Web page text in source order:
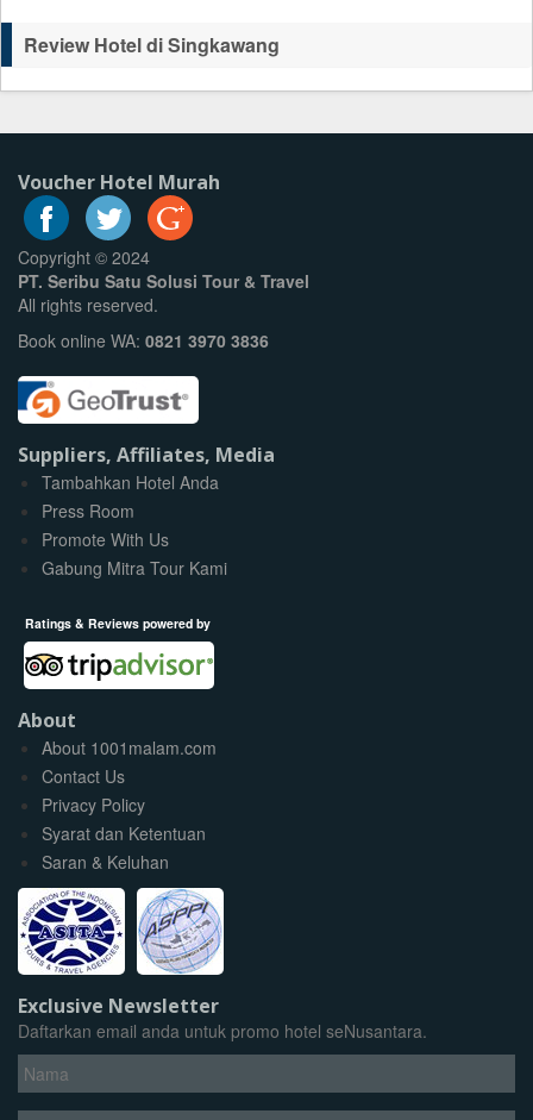
Review Hotel di Singkawang
Voucher Hotel Murah
Copyright © 2024
PT. Seribu Satu Solusi Tour & Travel
All rights reserved.
Book online WA: 0821 3970 3836
Suppliers, Affiliates, Media
Tambahkan Hotel Anda
Press Room
Promote With Us
Gabung Mitra Tour Kami
Ratings & Reviews powered by
About
About 1001malam.com
Contact Us
Privacy Policy
Syarat dan Ketentuan
Saran & Keluhan
Exclusive Newsletter
Daftarkan email anda untuk promo hotel seNusantara.